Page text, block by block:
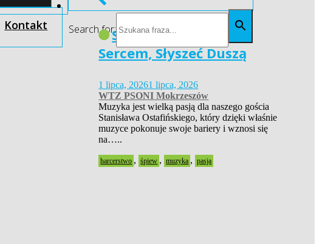
Kontakt Search for:Siła Pasji – Widzieć
Sercem, Słyszeć Duszą
1 lipca, 20261 lipca, 2026
WTZ PSONI Mokrzeszów
Muzyka jest wielką pasją dla naszego gościa
Stanisława Ostafińskiego, który dzięki właśnie
muzyce pokonuje swoje bariery i wznosi się
na…..
harcerstwo , śpiew , muzyka , pasja